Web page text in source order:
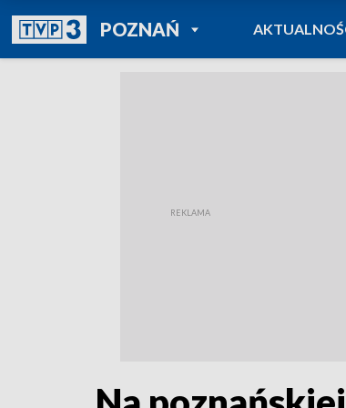
POZNAŃPOWRÓT DO
TVP REGIONY